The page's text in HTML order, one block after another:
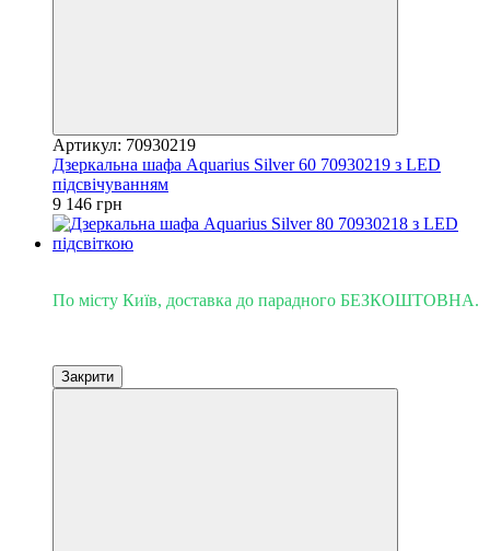
Артикул: 70930219
Дзеркальна шафа Aquarius Silver 60 70930219 з LED
підсвічуванням
9 146 грн
По місту Київ, доставка до парадного БЕЗКОШТОВНА.
Закрити